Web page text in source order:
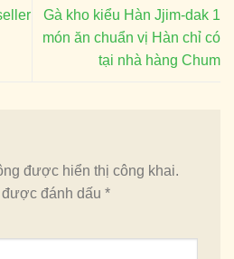
Gà kho kiểu Hàn Jjim-dak 1
món ăn chuẩn vị Hàn chỉ có
tại nhà hàng Chum
được hiển thị công khai.
đánh dấu *